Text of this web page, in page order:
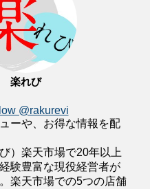
楽れび
@rakurevi
ーや、お得な情報を配
）楽天市場で20年以上
験豊富な現役経営者が
楽天市場での5つの店舗